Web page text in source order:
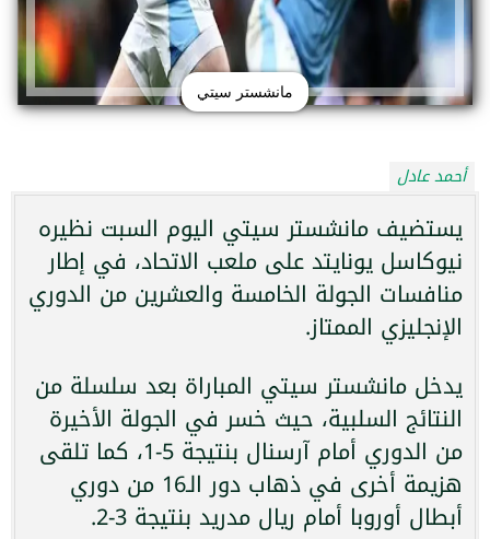
مانشستر سيتي
أحمد عادل
يستضيف مانشستر سيتي اليوم السبت نظيره
نيوكاسل يونايتد على ملعب الاتحاد، في إطار
منافسات الجولة الخامسة والعشرين من الدوري
الإنجليزي الممتاز.
يدخل مانشستر سيتي المباراة بعد سلسلة من
النتائج السلبية، حيث خسر في الجولة الأخيرة
من الدوري أمام آرسنال بنتيجة 5-1، كما تلقى
هزيمة أخرى في ذهاب دور الـ16 من دوري
أبطال أوروبا أمام ريال مدريد بنتيجة 3-2.